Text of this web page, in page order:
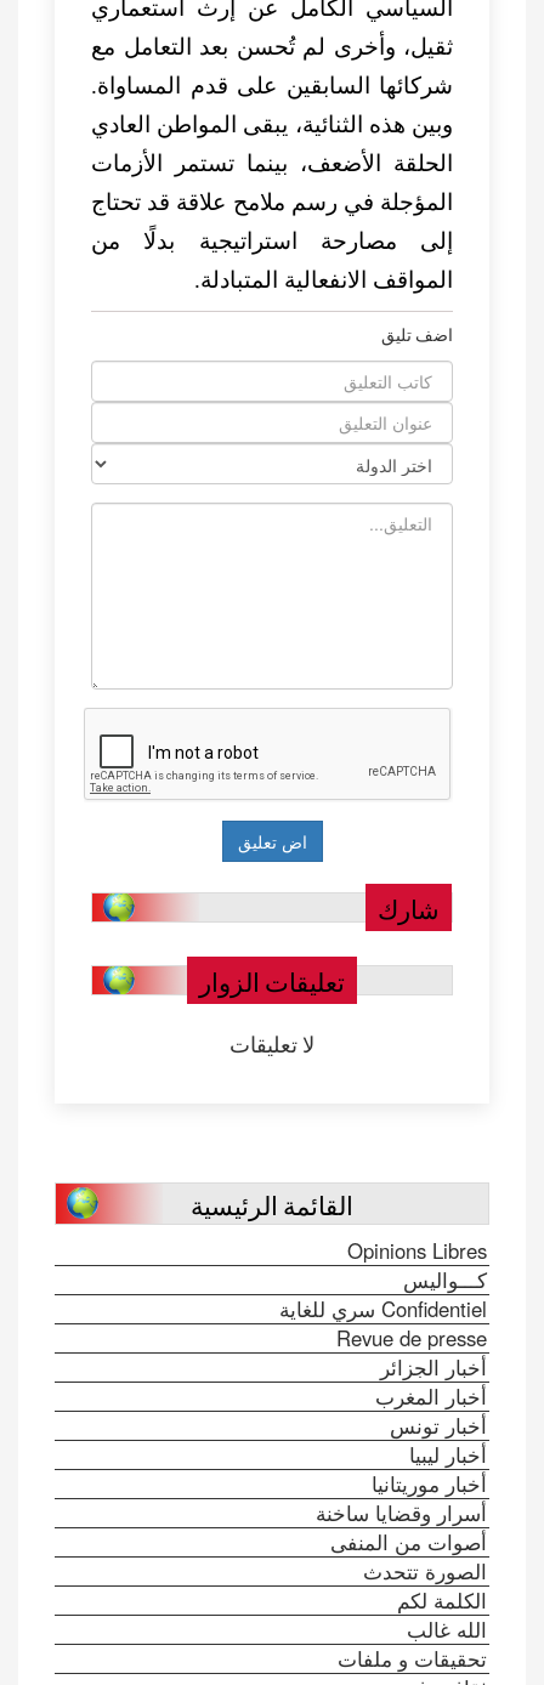
السياسي الكامل عن إرث استعماري
ثقيل، وأخرى لم تُحسن بعد التعامل مع
شركائها السابقين على قدم المساواة.
وبين هذه الثنائية، يبقى المواطن العادي
الحلقة الأضعف، بينما تستمر الأزمات
المؤجلة في رسم ملامح علاقة قد تحتاج
إلى مصارحة استراتيجية بدلًا من
المواقف الانفعالية المتبادلة.
اضف تليق
شارك
تعليقات الزوار
لا تعليقات
القائمة الرئيسية
Opinions Libres
كـــواليس
Confidentiel سري للغاية
Revue de presse
أخبار الجزائر
أخبار المغرب
أخبار تونس
أخبار ليبيا
أخبار موريتانيا
أسرار وقضايا ساخنة
أصوات من المنفى
الصورة تتحدث
الكلمة لكم
الله غالب
تحقيقات و ملفات